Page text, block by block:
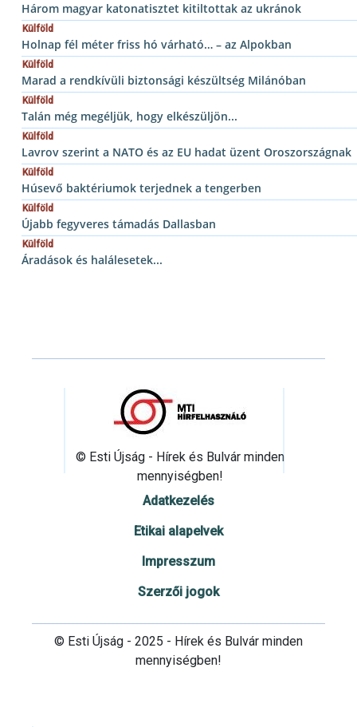
Három magyar katonatisztet kitiltottak az ukránok
Külföld
Holnap fél méter friss hó várható… – az Alpokban
Külföld
Marad a rendkívüli biztonsági készültség Milánóban
Külföld
Talán még megéljük, hogy elkészüljön...
Külföld
Lavrov szerint a NATO és az EU hadat üzent Oroszországnak
Külföld
Húsevő baktériumok terjednek a tengerben
Külföld
Újabb fegyveres támadás Dallasban
Külföld
Áradások és halálesetek...
© Esti Újság - Hírek és Bulvár minden
mennyiségben!
Adatkezelés
Etikai alapelvek
Impresszum
Szerzői jogok
© Esti Újság - 2025 - Hírek és Bulvár minden
mennyiségben!